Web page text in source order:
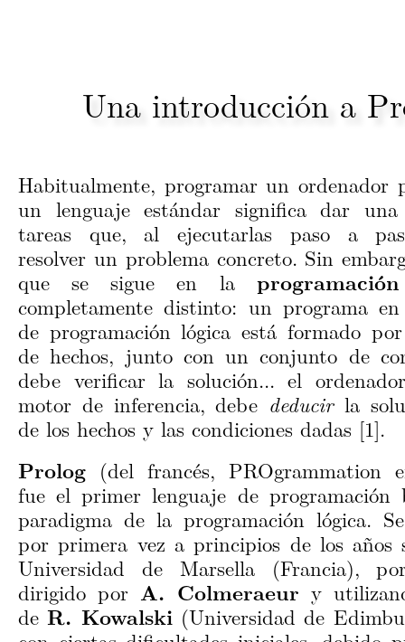
Una introducción a
Habitualmente, programar un ordenador
un lenguaje estándar significa dar una
tareas que, al ejecutarlas paso a
resolver un problema concreto. Sin
que se sigue en la
completamente distinto: un programa
de programación lógica está formado
de hechos, junto con un conjunto de
debe verificar la solución... el
motor de inferencia, debe deducirla
de los hechos y las condiciones dadas [1].
Prolog (del francés, PROgrammation
fue el primer lenguaje de programación
paradigma de la programación lógica.
por primera vez a principios de los años
Universidad de Marsella (Francia),
dirigido por A. Colmeraeur y
deR. Kowalski(Universidad de